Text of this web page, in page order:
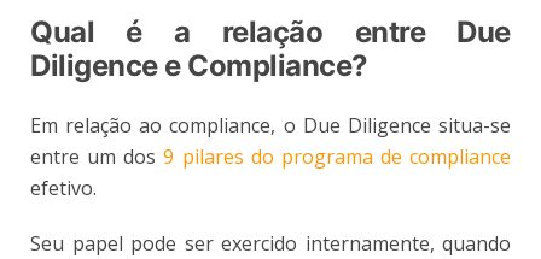
Qual é a relação entre Due
Diligence e Compliance?
Em relação ao compliance, o Due Diligence situa-se
entre um dos9 pilares do programa de compliance
efetivo.
Seu papel pode ser exercido internamente, quando